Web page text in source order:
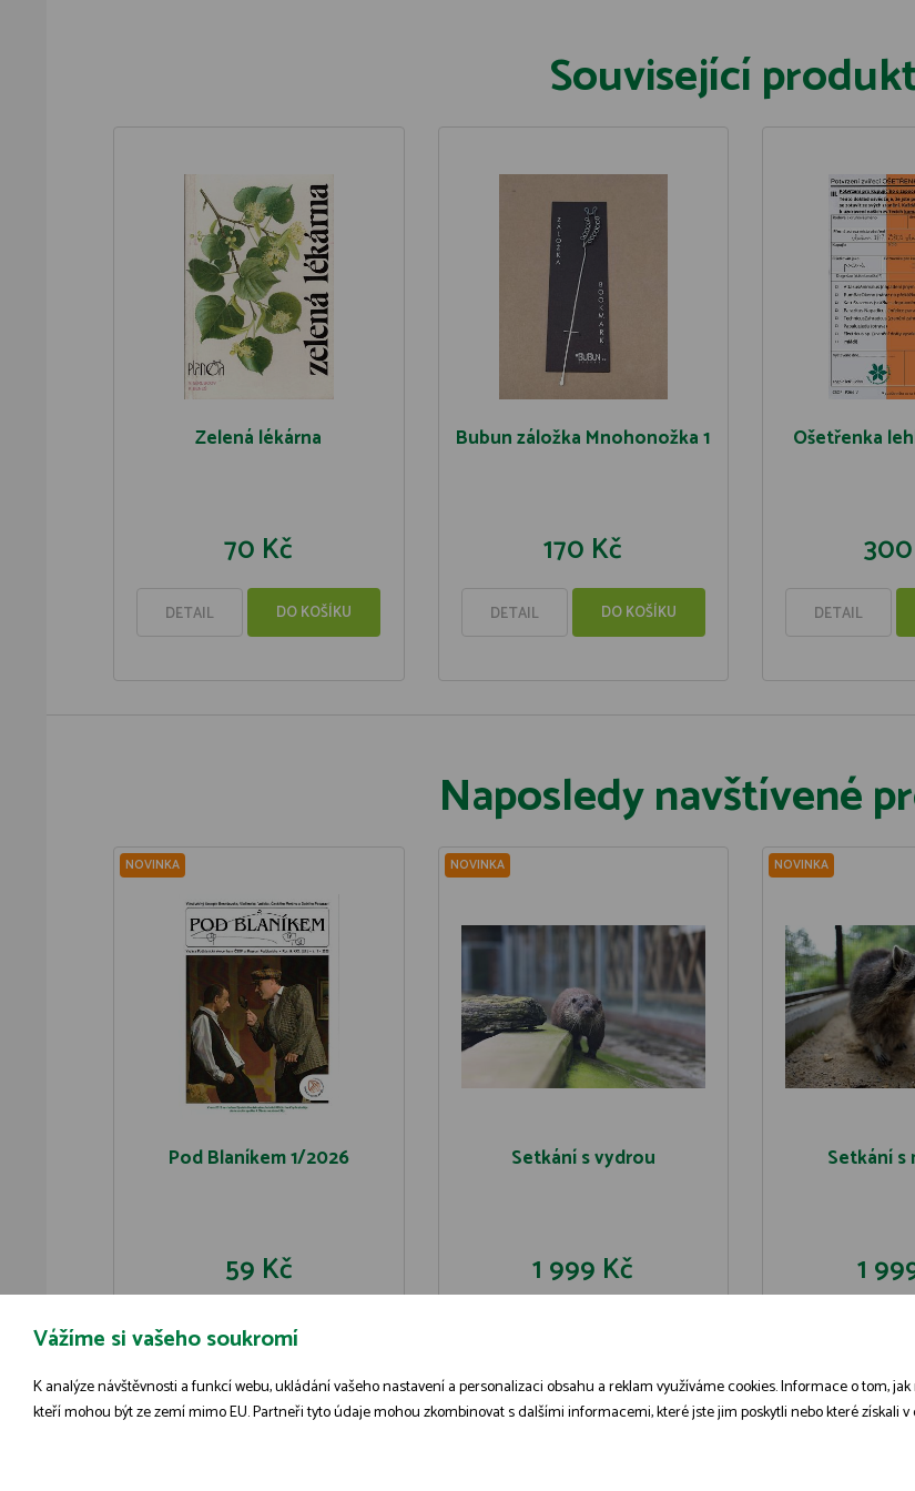
Související
Zelená lékárna
70 Kč
DETAIL DO KOŠÍKU
Bubun záložka Mnohonožka 1
170 Kč
DETAIL DO KOŠÍKU
Ošetřenka
DETAIL
Naposledy navštívené
NOVINKA
Pod Blaníkem 1/2026
59 Kč
DETAIL DO KOŠÍKU
NOVINKA
Setkání s vydrou
1 999 Kč
NOVINKA
Setkání s
1
Vážíme si vašeho soukromí
K analýze návštěvnosti a funkcí webu, ukládání vašeho nastavení a personalizaci obsahu a reklam využíváme cookies. Informace o tom,
kteří mohou být ze zemí mimo EU. Partneři tyto údaje mohou zkombinovat s dalšími informacemi, které jste jim poskytli nebo které získali